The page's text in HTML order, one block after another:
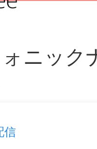
ォニック
信